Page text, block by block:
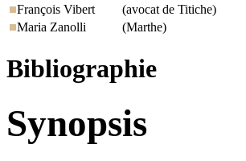
François Vibert
(avocat de Titiche)
Maria Zanolli
(Marthe)
Bibliographie
Synopsis